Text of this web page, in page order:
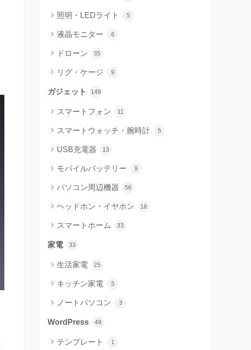
照明・LEDライト 5
液晶モニター 6
ドローン 35
リグ・ケージ 9
ガジェット 149
スマートフォン 11
スマートウォッチ・腕時計 5
USB充電器 13
モバイルバッテリー 9
パソコン周辺機器 56
ヘッドホン・イヤホン 18
スマートホーム 33
家電 33
生活家電 25
キッチン家電 5
ノートパソコン 3
WordPress 49
テンプレート 1